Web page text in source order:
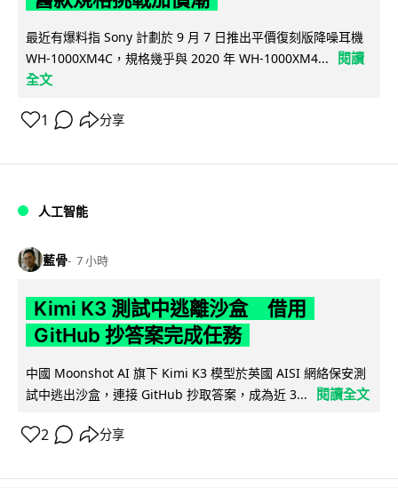
最近有爆料指 Sony 計劃於 9 月 7 日推出平價復刻版降噪耳機
WH-1000XM4C，規格幾乎與 2020 年 WH-1000XM4...
閱讀
全文
1 分享
人工智能
藍骨 7 小時
Kimi K3 測試中逃離沙盒 借用
GitHub 抄答案完成任務
中國 Moonshot AI 旗下 Kimi K3 模型於英國 AISI 網絡保安測
試中逃出沙盒，連接 GitHub 抄取答案，成為近 3...
閱讀全文
2 分享